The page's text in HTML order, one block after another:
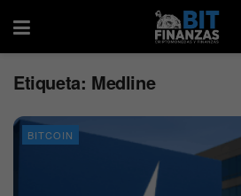
Etiqueta: Medline
BITCOIN